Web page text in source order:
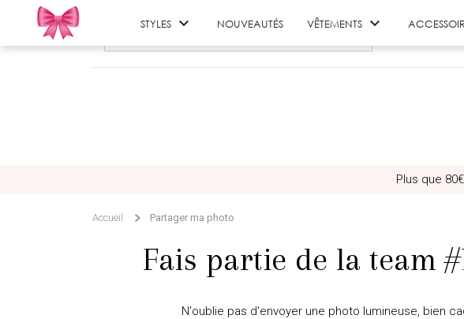
STYLES  NOUVEAUTÉS VÊTEMENTS 
Plus que 80€
Accueil Partager ma photo
Fais partie de la team
N'oublie pas d'envoyer une photo lumineuse, bien